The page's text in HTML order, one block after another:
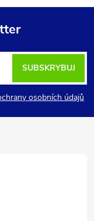
osobních údajů
SUBSKRYBUJ